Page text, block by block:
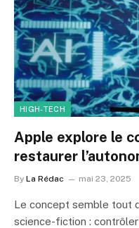
HIGH-TECH
Apple explore le
restaurer
By La Rédac mai 23, 2025
Le concept semble tout
science-fiction :